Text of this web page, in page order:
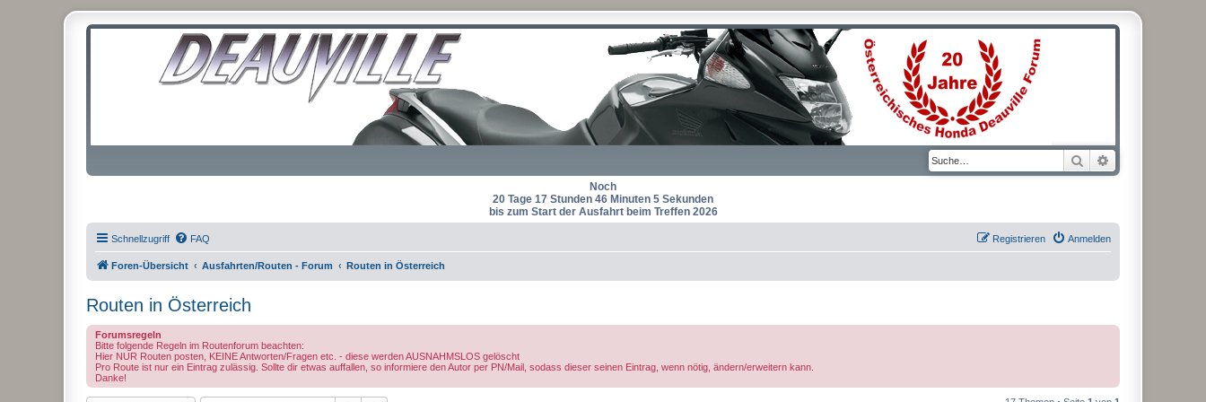
Suche
Noch
20 Tage 17 Stunden 46 Minuten 4 Sekunden
bis zum Start der Ausfahrt beim Treffen 2026
Schnellzugriff FAQ Anmelden
Registrieren
Foren-Übersicht Ausfahrten/Routen - Forum Routen in Österreich
Routen in Österreich
Forumsregeln
Bitte folgende Regeln im Routenforum beachten:
Hier NUR Routen posten, KEINE Antworten/Fragen etc. - diese werden AUSNAHMSLOS gelöscht
Pro Route ist nur ein Eintrag zulässig. Sollte dir etwas auffallen, so informiere den Autor per PN/Mail, sodass dieser seinen Eintrag, wenn nötig, ändern/erweitern kann.
Danke!